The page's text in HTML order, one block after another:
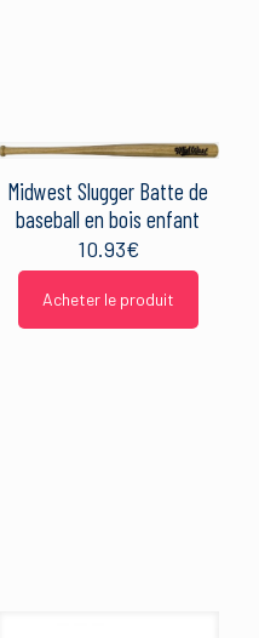
Midwest Slugger Batte de
baseball en bois enfant
10.93€
Acheter le produit